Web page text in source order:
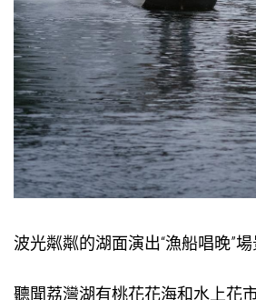
波光粼粼的湖面演出“漁船唱晚”場
聽聞荔灣湖有桃花花海和水上花